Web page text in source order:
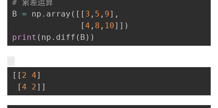
# 累差运算
B = np . array ( [ [ 3 , 5 , 9] ,
[4 , 8 , 10] ] )
print ( np . diff ( B ) )
[ [ 2 4]
[4 2] ]